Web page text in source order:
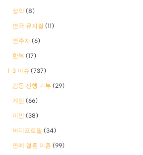
성악 (8)
연극 뮤지컬 (11)
연주자 (6)
한복 (17)
1-3 이슈 (737)
감동 선행 기부 (29)
게임 (66)
미인 (38)
바디프로필 (34)
연예 결혼 이혼 (99)